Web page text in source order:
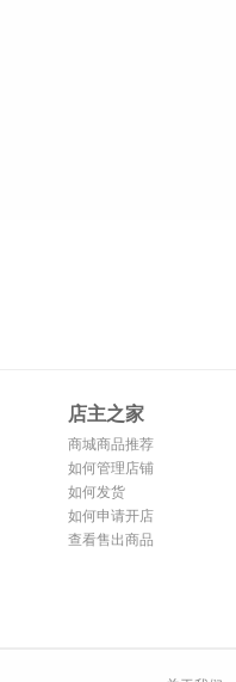
店主之家
商城商品推荐
如何管理店铺
如何发货
如何申请开店
查看售出商品